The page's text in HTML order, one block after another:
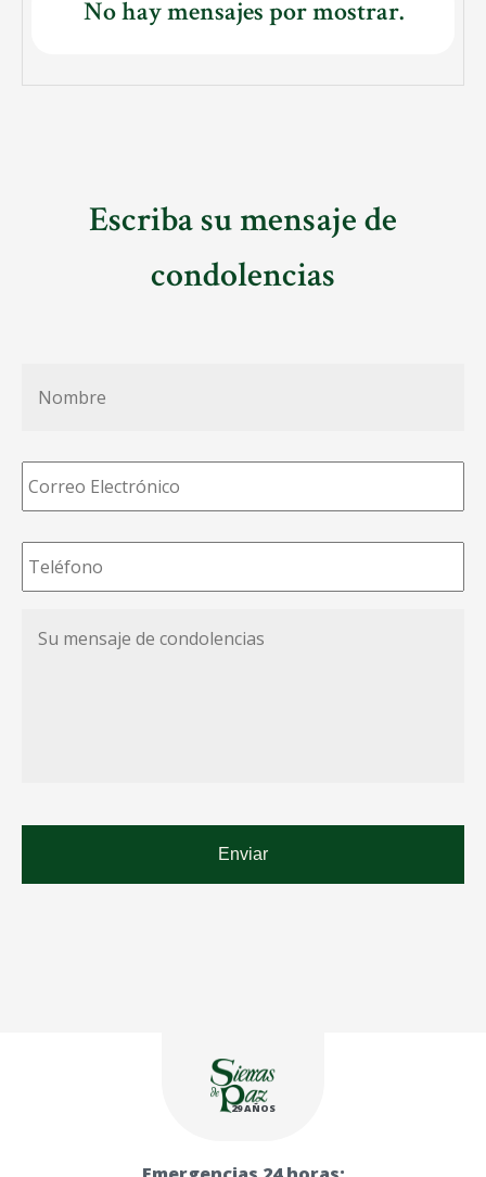
No hay mensajes por mostrar.
Escriba su mensaje de
condolencias
Correo
Electrónico *
Teléfono *
mensaje
29 AÑOS